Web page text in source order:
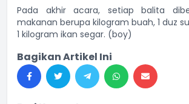
Pada akhir acara, setiap balita
makanan berupa kilogram buah, 1 duz
1 kilogram ikan segar. (boy)
Bagikan Artikel Ini